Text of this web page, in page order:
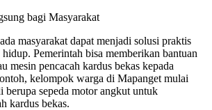
bagi Masyarakat
masyarakat dapat menjadi solusi praktis
Pemerintah bisa memberikan bantuan
mesin pencacah kardus bekas kepada
kelompok warga di Mapanget mulai
berupa sepeda motor angkut untuk
kardus bekas.